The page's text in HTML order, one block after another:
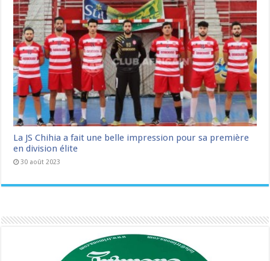
La JS Chihia a fait une belle impression pour sa première
en division élite
30 août 2023